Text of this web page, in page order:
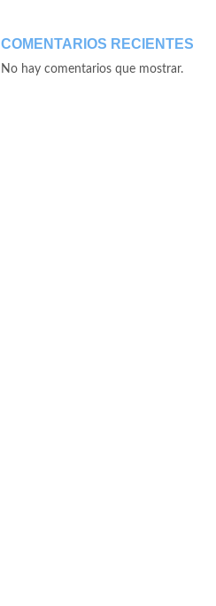
COMENTARIOS RECIENTES
No hay comentarios que mostrar.